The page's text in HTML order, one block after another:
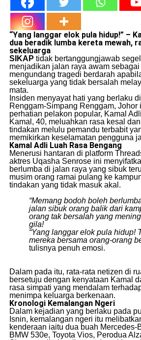
“Yang langgar elok pula hidup!” –
dua beradik lumbakeretamewah,
sekeluarga
SIKAP tidak bertanggungjawab
menjadikan jalan raya awam
mengundang tragedi berdarah
sekeluarga yang tidak bersalah
mata.
​Insiden menyayat hati yang berlaku
Renggam-Simpang Renggam, Johor
perhatian pelakon popular, Kamal
​Kamal, 40, meluahkan rasa kesal
tindakan melulu pemandu terbabit
memikirkan keselamatan pengguna
Kamal Adli Luah Rasa Bengang
​Menerusi hantaran di platform
aktres Uqasha Senrose ini
berlumba di jalan raya yang sibuk
musim orang ramai pulang ke
tindakan yang tidak masuk akal.
“Memang bodoh boleh
jalan sibuk orang balik dari
orang tak bersalah yang
gila!
“Yang langgar elok pula hidup!
mereka bersama orang-orang
tulisnya penuh emosi.
​Dalam pada itu, rata-rata netizen di
bersetuju dengan kenyataan Kamal
rasa simpati yang mendalam
menimpa keluarga berkenaan.
Kronologi Kemalangan Ngeri
​Dalam kejadian yang berlaku pada
Isnin, kemalangan ngeri itu
kenderaan iaitu dua buah Mercedes-
BMW 530e, Toyota Vios, Perodua